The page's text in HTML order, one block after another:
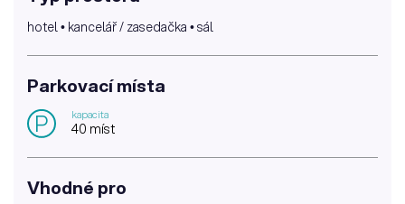
hotel • kancelář / zasedačka • sál
Parkovací místa
P kapacita
40 míst
Vhodné pro